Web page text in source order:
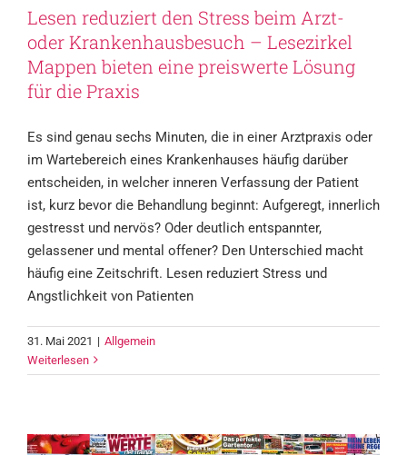
Lesen reduziert den Stress beim Arzt-
oder Krankenhausbesuch – Lesezirkel
Mappen bieten eine preiswerte Lösung
für die Praxis
Es sind genau sechs Minuten, die in einer Arztpraxis oder
im Wartebereich eines Krankenhauses häufig darüber
entscheiden, in welcher inneren Verfassung der Patient
ist, kurz bevor die Behandlung beginnt: Aufgeregt, innerlich
gestresst und nervös? Oder deutlich entspannter,
gelassener und mental offener? Den Unterschied macht
häufig eine Zeitschrift. Lesen reduziert Stress und
Angstlichkeit von Patienten
31. Mai 2021 | Allgemein
Weiterlesen
Lesezirkel bleiben eine stabile Größe im